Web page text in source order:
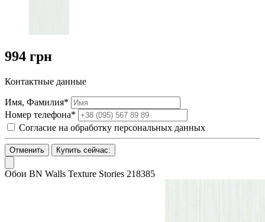
994 грн
Контактные данные
Имя, Фамилия*
Номер телефона*
Согласие на обработку персональных данных
Отменить Купить сейчас:
Обои BN Walls Texture Stories 218385